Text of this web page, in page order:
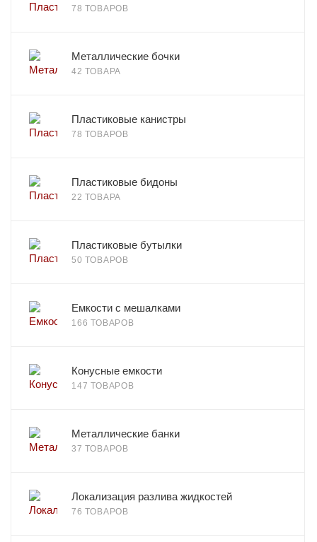
78 ТОВАРОВ
Металлические бочки
42 ТОВАРА
Пластиковые канистры
78 ТОВАРОВ
Пластиковые бидоны
22 ТОВАРА
Пластиковые бутылки
50 ТОВАРОВ
Емкости с мешалками
166 ТОВАРОВ
Конусные емкости
147 ТОВАРОВ
Металлические банки
37 ТОВАРОВ
Локализация разлива жидкостей
76 ТОВАРОВ